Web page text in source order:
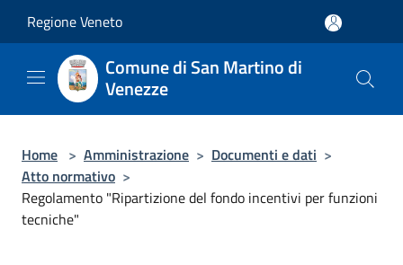
Regione Veneto
Comune di San Martino di
Venezze
Home > Amministrazione > Documenti e dati >
Atto normativo >
Regolamento "Ripartizione del fondo incentivi per funzioni
tecniche"